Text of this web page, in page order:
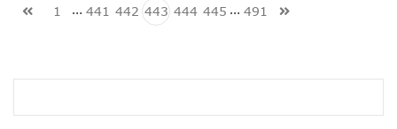
1 … 441 442 443 444 445 … 491